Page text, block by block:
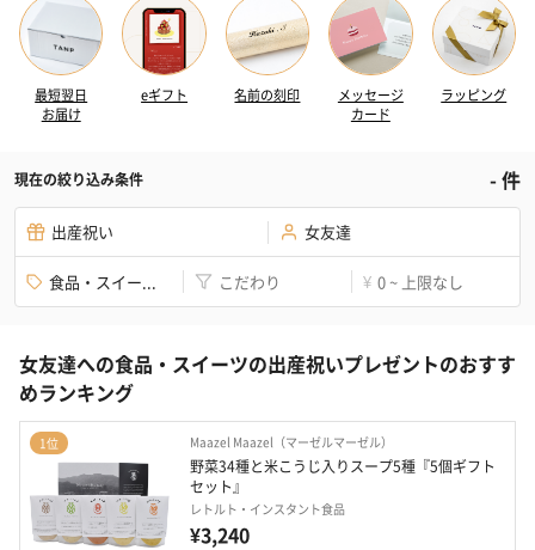
最短翌日
お届け
eギフト 名前の刻印
メッセージ
カード
ラッピング
現在の絞り込み条件 -件
出産祝い 女友達
食品・スイー... こだわり ¥ 0 ~ 上限なし
女友達への食品・スイーツの出産祝いプレゼントのおすす
めランキング
1位 Maazel Maazel（マーゼルマーゼル）
野菜34種と米こうじ入りスープ5種『5個ギフト
セット』
レトルト・インスタント食品
¥3,240